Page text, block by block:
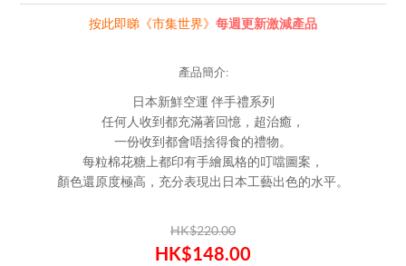
按此即睇《市集世界》 每週更新激減產品
產品簡介:
日本新鮮空運 伴手禮系列
任何人收到都充滿著回憶，超治癒，
一份收到都會唔捨得食的禮物。
每粒棉花糖上都印有手繪風格的叮噹圖案，
顏色還原度極高，充分表現出日本工藝出色的水平。
HK$220.00
HK$148.00